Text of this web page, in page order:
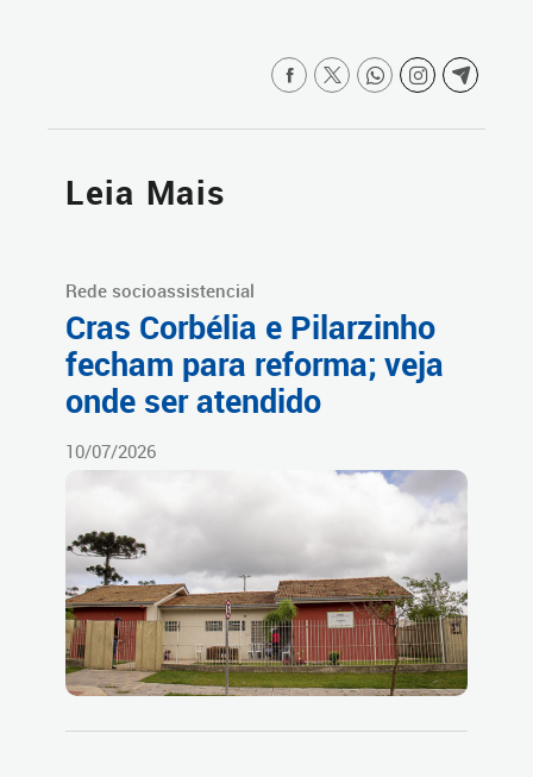
Leia Mais
Rede socioassistencial
Cras Corbélia e Pilarzinho
fecham para reforma; veja
onde ser atendido
10/07/2026